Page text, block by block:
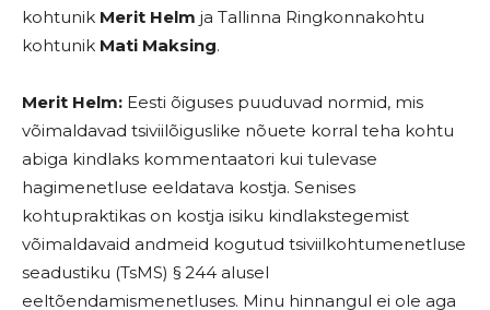
kohtunik Merit Helm ja Tallinna Ringkonnakohtu
kohtunik Mati Maksing.
Merit Helm: Eesti õiguses puuduvad normid, mis
võimaldavad tsiviilõiguslike nõuete korral teha kohtu
abiga kindlaks kommentaatori kui tulevase
hagimenetluse eeldatava kostja. Senises
kohtupraktikas on kostja isiku kindlakstegemist
võimaldavaid andmeid kogutud tsiviilkohtumenetluse
seadustiku (TsMS) § 244 alusel
eeltõendamismenetluses. Minu hinnangul ei ole aga